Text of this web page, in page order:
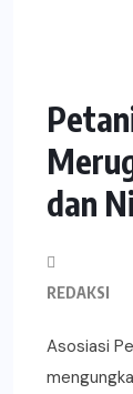
dan
REDAKSI
Asosiasi